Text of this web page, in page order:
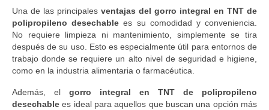
Una de las principales ventajas del gorro integral en TNT de
polipropileno desechable es su comodidad y conveniencia.
No requiere limpieza ni mantenimiento, simplemente se tira
después de su uso. Esto es especialmente útil para entornos de
trabajo donde se requiere un alto nivel de seguridad e higiene,
como en la industria alimentaria o farmacéutica.
Además, el gorro integral en TNT de polipropileno
desechable es ideal para aquellos que buscan una opción más